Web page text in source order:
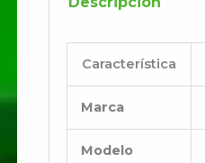
Característica
Marca
Modelo